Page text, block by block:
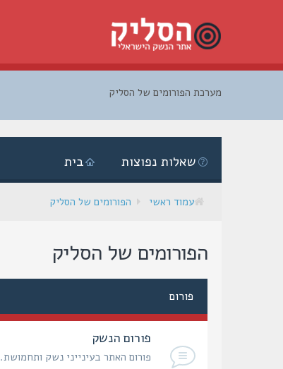
מערכת הפורומים של הסליק
בית שאלות נפוצות
עמוד ראשי הפורומים של הסליק
הפורומים של הסליק
פורום
פורום הנשק
פורום האתר בעינייני נשק ותחמושת.